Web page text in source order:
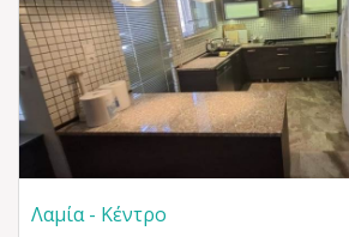
Λαμία - Κέντρο